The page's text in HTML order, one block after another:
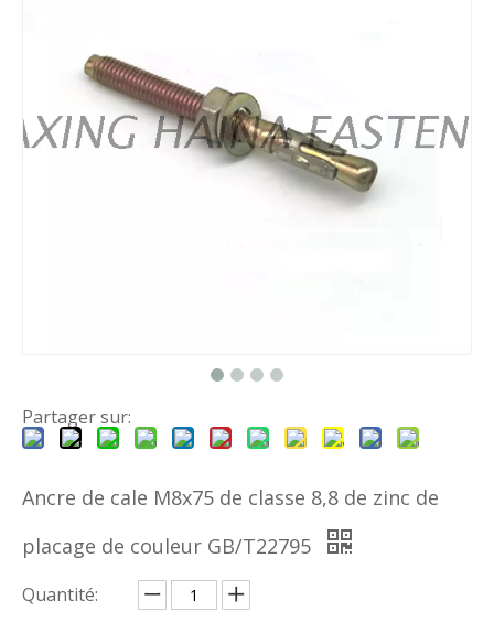
Partager sur:
Ancre de cale M8x75 de classe 8,8 de zinc de
placage de couleur GB/T22795
Quantité: